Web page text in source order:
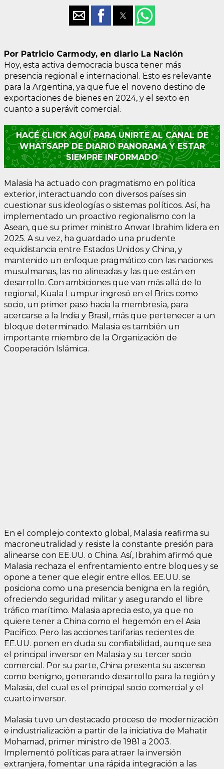
Por Patricio Carmody, en diario La Nación
Hoy, esta activa democracia busca tener más
presencia regional e internacional. Esto es relevante
para la Argentina, ya que fue el noveno destino de
exportaciones de bienes en 2024, y el sexto en
cuanto a superávit comercial.
HACÉ CLICK AQUÍ PARA UNIRTE AL CANAL DE
WHATSAPP DE DIARIO PANORAMA Y ESTAR
SIEMPRE INFORMADO
Malasia ha actuado con pragmatismo en política
exterior, interactuando con diversos países sin
cuestionar sus ideologías o sistemas políticos. Así, ha
implementado un proactivo regionalismo con la
Asean, que su primer ministro Anwar Ibrahim lidera en
2025. A su vez, ha guardado una prudente
equidistancia entre Estados Unidos y China, y
mantenido un enfoque pragmático con las naciones
musulmanas, las no alineadas y las que están en
desarrollo. Con ambiciones que van más allá de lo
regional, Kuala Lumpur ingresó en el Brics como
socio, un primer paso hacia la membresía, para
acercarse a la India y Brasil, más que pertenecer a un
bloque determinado. Malasia es también un
importante miembro de la Organización de
Cooperación Islámica.
En el complejo contexto global, Malasia reafirma su
macroneutralidad y resiste la constante presión para
alinearse con EE.UU. o China. Así, Ibrahim afirmó que
Malasia rechaza el enfrentamiento entre bloques y se
opone a tener que elegir entre ellos. EE.UU. se
posiciona como una presencia benigna en la región,
ofreciendo seguridad militar y asegurando el libre
tráfico marítimo. Malasia aprecia esto, ya que no
quiere tener a China como el hegemón en el Asia
Pacífico. Pero las acciones tarifarias recientes de
EE.UU. ponen en duda su confiabilidad, aunque sea
el principal inversor en Malasia y su tercer socio
comercial. Por su parte, China presenta su ascenso
como benigno, generando desarrollo para la región y
Malasia, del cual es el principal socio comercial y el
cuarto inversor.
Malasia tuvo un destacado proceso de modernización
e industrialización a partir de la iniciativa de Mahatir
Mohamad, primer ministro de 1981 a 2003.
Implementó políticas para atraer la inversión
extranjera, fomentar una rápida integración a las